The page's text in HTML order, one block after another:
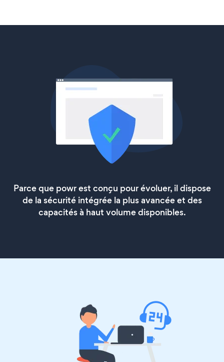
Parce que powr est conçu pour évoluer, il dispose
de la sécurité intégrée la plus avancée et des
capacités à haut volume disponibles.